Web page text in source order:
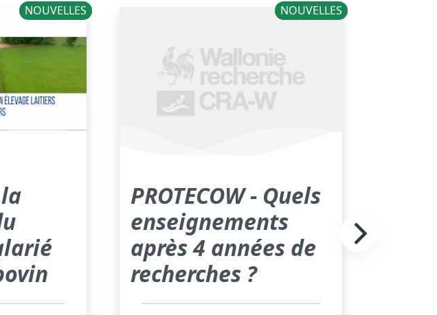
NOUVELLES NOUVELLES
PROTECOW - Quels
enseignements
après 4 années de
recherches ?